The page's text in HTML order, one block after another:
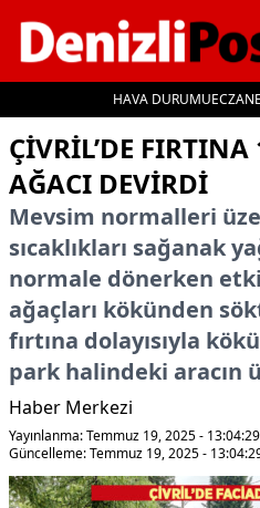
HAVA DURUMU
İçeriğe geç
ÇIVRIL’DE
AĞACI DEVIRDI
Mevsim normalleri
sıcaklıkları sağanak
normale dönerken
ağaçları kökünden
fırtına dolayısıyla
park halindeki aracın
Haber Merkezi
Yayınlanma: Temmuz 19, 2025 - 13:04:29
Güncelleme: Temmuz 19, 2025 -